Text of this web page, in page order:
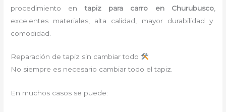
procedimiento entapiz para carro en Churubusco,
excelentes materiales, alta calidad, mayor durabilidad y
comodidad.
Reparación de tapiz sin cambiar todo
No siempre es necesario cambiar todo el tapiz.
En muchos casos se puede: